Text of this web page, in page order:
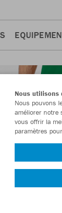
Nous utilisons
Nous pouvons
améliorer notre
vous offrir la
paramètres